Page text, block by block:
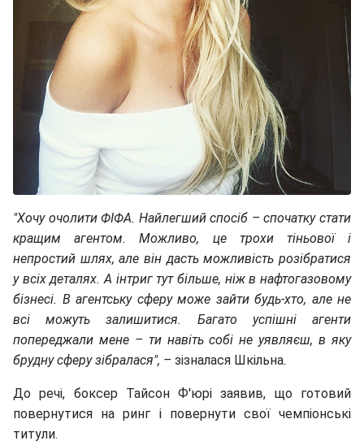
"Хочу очолити ФІФА. Найлегший спосіб – спочатку стати
кращим агентом. Можливо, це трохи тіньової і
непростий шлях, але він дасть можливість розібратися
у всіх деталях. А інтриг тут більше, ніж в нафтогазовому
бізнесі. В агентську сферу може зайти будь-хто, але не
всі можуть залишитися. Багато успішні агенти
попереджали мене – ти навіть собі не уявляєш, в яку
брудну сферу зібралася", – зізналася Шкільна.
До речі, боксер Тайсон Ф'юрі заявив, що готовий
повернутися на ринг і повернути свої чемпіонські
титули.